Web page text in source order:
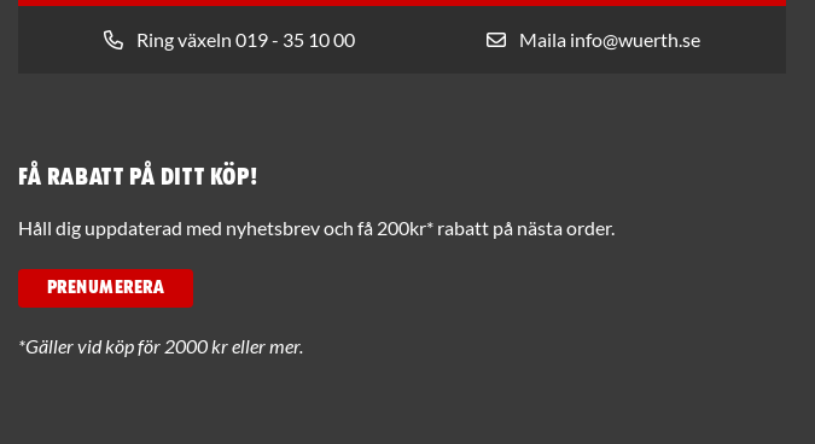
Ring växeln 019 - 35 10 00 Maila info@wuerth.se
Få rabatt på ditt köp!
Håll dig uppdaterad med nyhetsbrev och få 200kr* rabatt på nästa order.
PRENUMERERA
*Gäller vid köp för 2000 kr eller mer.